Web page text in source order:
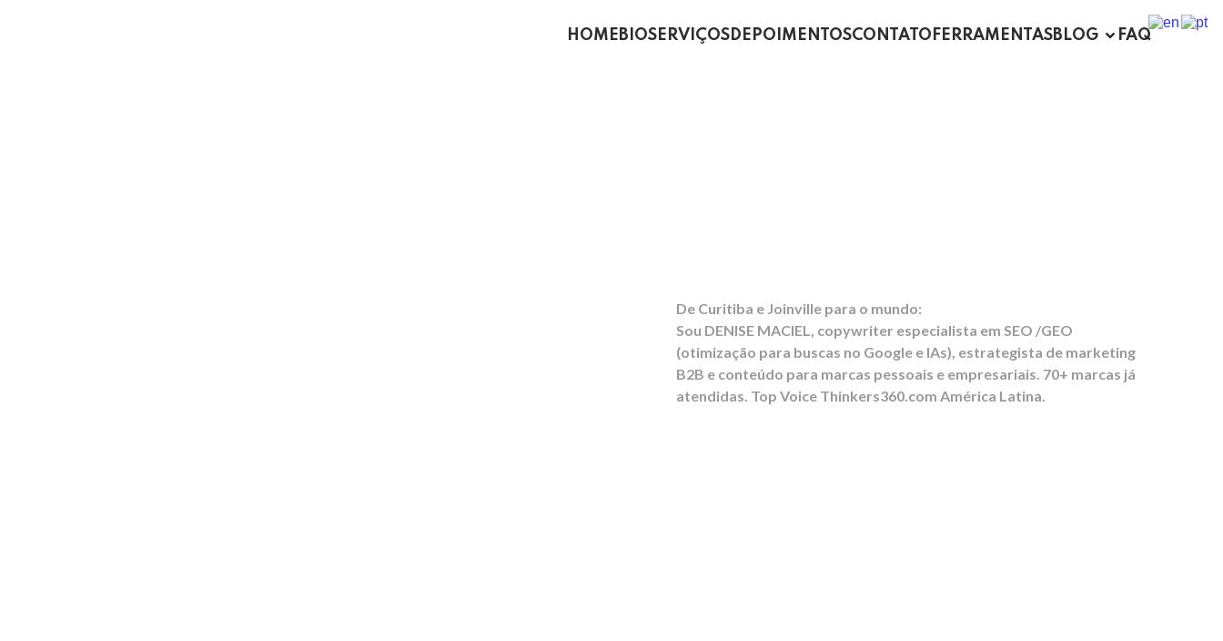
HOME BIOSERVIÇOS DEPOIMENTOSCONTATO FERRAMENTASBLOG FAQ
De Curitiba e Joinville para o mundo:
Sou DENISE MACIEL, copywriter especialista em SEO /GEO
(otimização para buscas no Google e IAs), estrategista de marketing
B2B e conteúdo para marcas pessoais e empresariais. 70+ marcas já
atendidas. Top Voice Thinkers360.com América Latina.